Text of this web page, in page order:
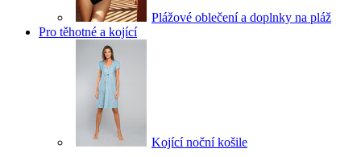
Plážové oblečení a doplnky na pláž
Pro těhotné a kojící
Kojící noční košile